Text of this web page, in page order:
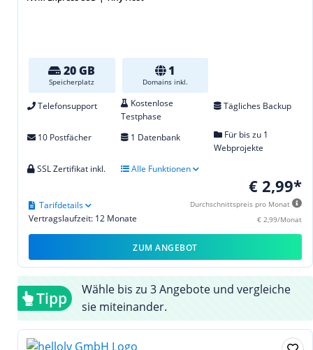
20 GB
Speicherplatz
1
Domains inkl.
Telefonsupport
Kostenlose
Testphase
Tägliches Backup
10 Postfächer 1 Datenbank
Für bis zu 1
Webprojekte
SSL Zertifikat inkl.
Alle Funktionen
€ 2,99*
Durchschnittspreis pro Monat
€ 2,99/Monat
Vertragslaufzeit: 12 Monate
Tarifdetails
ZUM ANGEBOT
Tipp
Wähle bis zu 3 Angebote und vergleiche
sie miteinander.